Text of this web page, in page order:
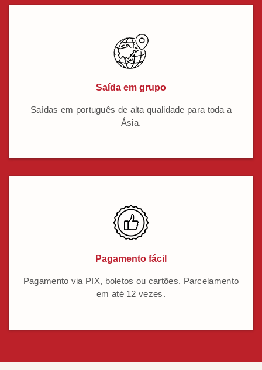
Saída em grupo
Saídas em português de alta qualidade para toda a
Ásia.
Pagamento fácil
Pagamento via PIX, boletos ou cartões. Parcelamento
em até 12 vezes.